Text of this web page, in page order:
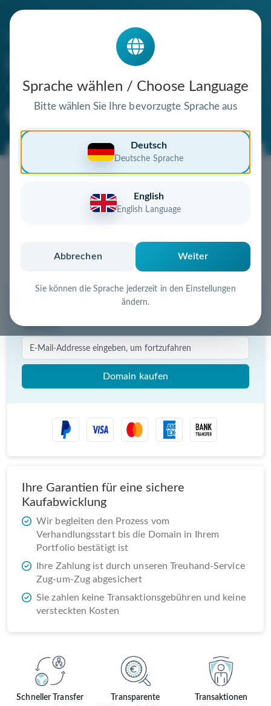
Sprache wählen / Choose Language
Bitte wählen Sie Ihre bevorzugte Sprache aus
Deutsch
Deutsche Sprache
English
English Language
Abbrechen Weiter
Sie können die Sprache jederzeit in den Einstellungen
ändern.
jazzfreunde-brandenburg.de
steht zum Verkauf
Schneller Transfer
Transparente
Transaktionen
Jetzt diese Wunschdomain
Diese Domain steht zum Sofortkauf bereit!
Anleitung zur schnellen Übertragung
Einfach, sicher und unkompliziert – jetzt zugreifen!
(zzgl USt.)
Domain kaufen
Ihre Garantien für eine sichere
Kaufabwicklung
Wir begleiten den Prozess vom
Verhandlungsstart bis die Domain in Ihrem
Portfolio bestätigt ist
Ihre Zahlung ist durch unseren Treuhand-Service
Zug-um-Zug abgesichert
Sie zahlen keine Transaktionsgebühren und keine
versteckten Kosten